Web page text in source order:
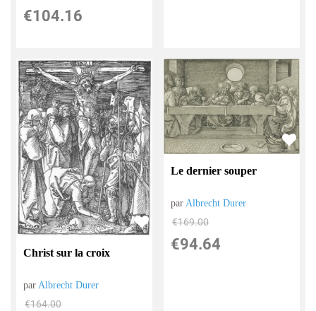
€104.16
Christ sur la croix
parAlbrecht Durer
€164.00
Le dernier souper
parAlbrecht Durer
€169.00
€94.64